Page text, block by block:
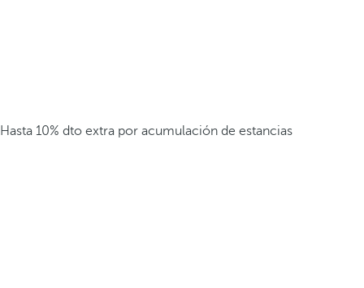
Hasta 10% dto extra por acumulación de estancias